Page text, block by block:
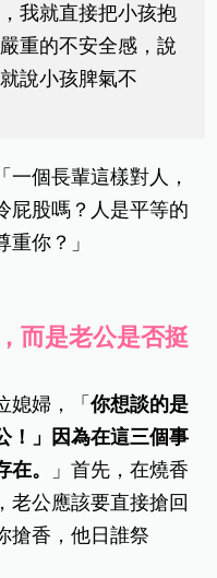
我就直接把小孩抱
重的不安全感，說
說小孩脾氣不
個長輩這樣對人，
屁股嗎？人是平等的
你？」
而是老公是否挺
媳婦，「你想談的是
！」因為在這三個事
。
」首先，在燒香
老公應該要直接搶回
搶香，他日誰祭